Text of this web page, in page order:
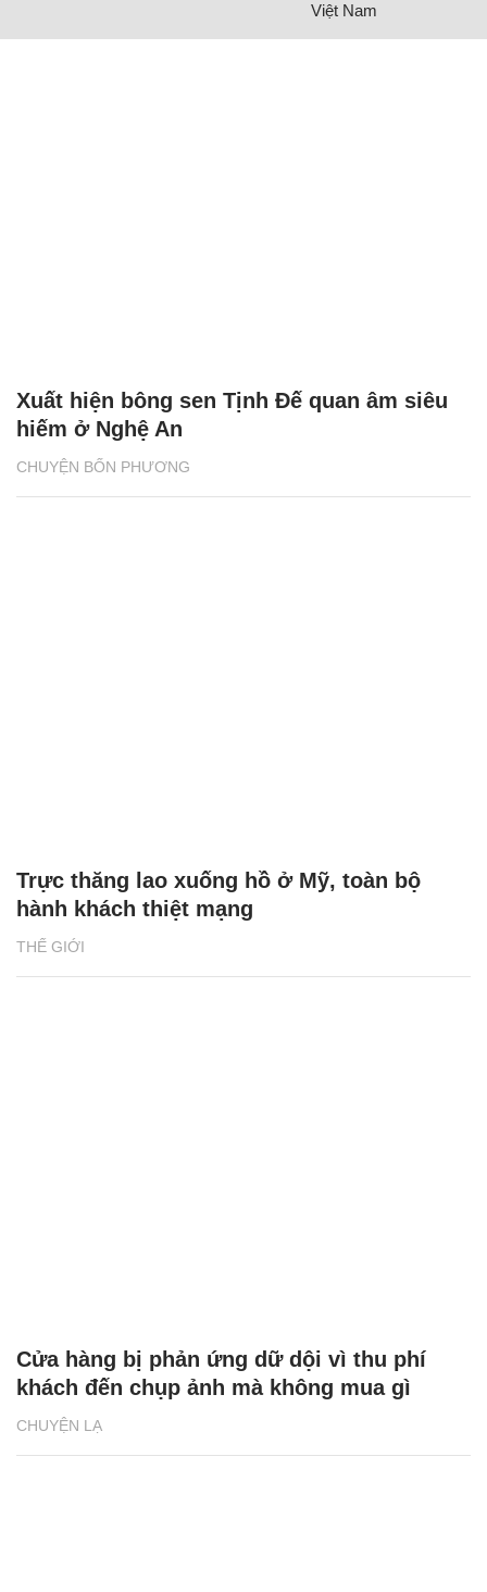
Việt Nam
CHUYỆN BỐN PHƯƠNG
Xuất hiện bông sen Tịnh Đế quan âm siêu
hiếm ở Nghệ An
THẾ GIỚI
Trực thăng lao xuống hồ ở Mỹ, toàn bộ
hành khách thiệt mạng
CHUYỆN LẠ
Cửa hàng bị phản ứng dữ dội vì thu phí
khách đến chụp ảnh mà không mua gì